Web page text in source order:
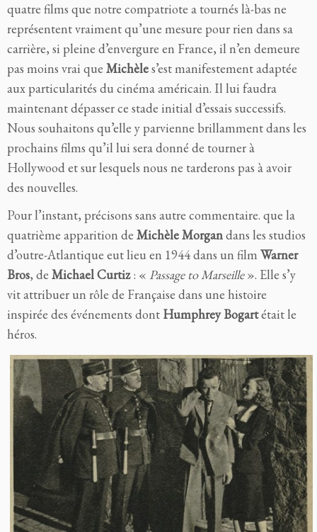
quatre films que notre compatriote a tournés là-bas ne
représentent vraiment qu’une mesure pour rien dans sa
carrière, si pleine d’envergure en France, il n’en demeure
pas moins vrai que Michèles’est manifestement adaptée
aux particularités du cinéma américain. Il lui faudra
maintenant dépasser ce stade initial d’essais successifs.
Nous souhaitons qu’elle y parvienne brillamment dans les
prochains films qu’il lui sera donné de tourner à
Hollywood et sur lesquels nous ne tarderons pas à avoir
des nouvelles.
Pour l’instant, précisons sans autre commentaire. que la
quatrième apparition de Michèle Morgandans les studios
d’outre-Atlantique eut lieu en 1944 dans un film Warner
Bros, de Michael Curtiz: « Passage to Marseille». Elle s’y
vit attribuer un rôle de Française dans une histoire
inspirée des événements dont Humphrey Bogartétait le
héros.